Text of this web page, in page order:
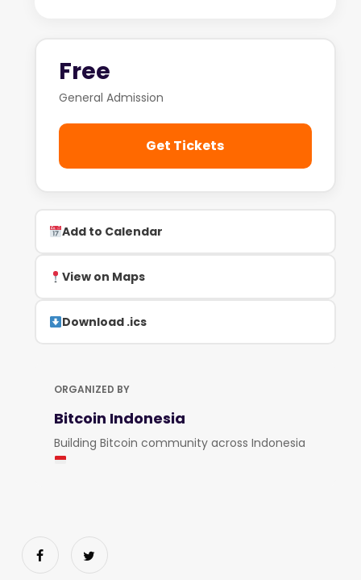
Free
General Admission
Get Tickets
Add to Calendar
View on Maps
Download .ics
ORGANIZED BY
Bitcoin Indonesia
Building Bitcoin community across Indonesia